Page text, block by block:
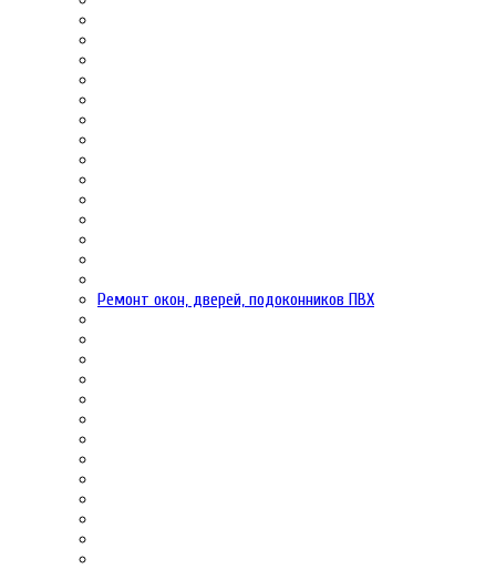
Ремонт окон, дверей, подоконников ПВХ